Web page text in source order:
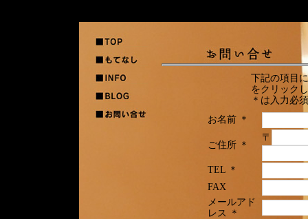
下記の項目
をクリック
＊は入力必
お名前 ＊
ご住所 ＊
〒
TEL ＊
FAX
メールアド
レス ＊